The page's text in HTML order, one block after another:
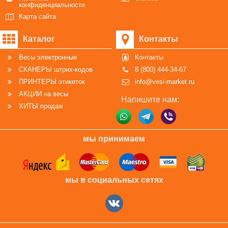
конфиденциальности
Карта сайта
Каталог
Весы электронные
СКАНЕРЫ штрих-кодов
ПРИНТЕРЫ этикеток
АКЦИИ на весы
ХИТЫ продаж
Контакты
Контакты
8 (800) 444-34-67
info@vesi-market.ru
Напишите нам:
мы принимаем
мы в социальных сетях